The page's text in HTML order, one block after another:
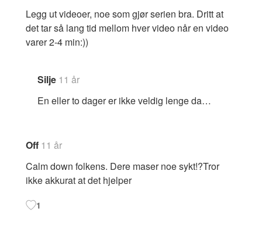
Legg ut videoer, noe som gjør serien bra. Dritt at
det tar så lang tid mellom hver video når en video
varer 2-4 min:))
Silje 11 år
En eller to dager er ikke veldig lenge da…
Off 11 år
Calm down folkens. Dere maser noe sykt!?Tror
ikke akkurat at det hjelper
1